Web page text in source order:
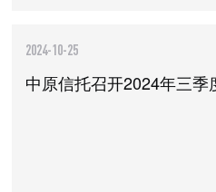
2024-10-25
中原信托召开2024年三季